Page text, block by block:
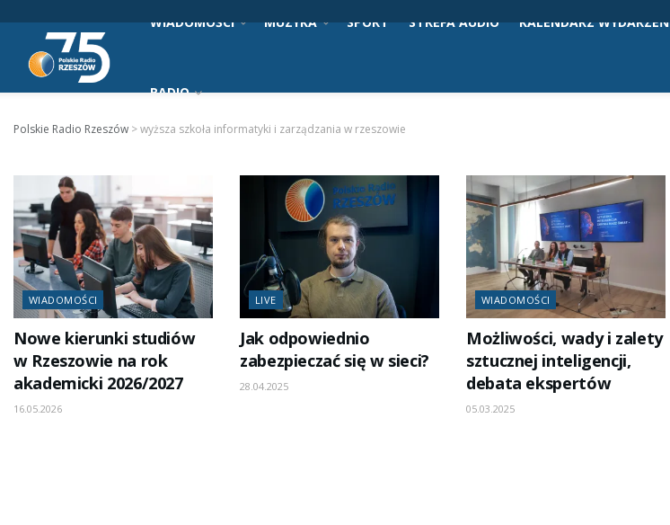
WIADOMOŚCI MUZYKA SPORT STREFA AUDIO KALENDARZ WYDARZEŃ
RADIO
Polskie Radio Rzeszów >wyższa szkoła informatyki i zarządzania w rzeszowie
WIADOMOŚCI
Nowe kierunki studiów
w Rzeszowie na rok
akademicki 2026/2027
16.05.2026
LIVE
Jak odpowiednio
zabezpieczać się w sieci?
28.04.2025
WIADOMOŚCI
Możliwości, wady i zalety
sztucznej inteligencji,
debata ekspertów
05.03.2025